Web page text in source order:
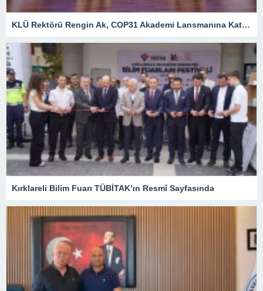
KLÜ Rektörü Rengin Ak, COP31 Akademi Lansmanına Katıldı
Kırklareli Bilim Fuarı TÜBİTAK’ın Resmî Sayfasında